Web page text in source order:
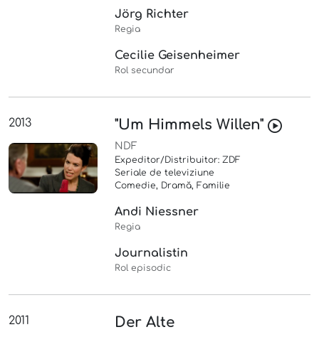
Jörg Richter
Regia
Cecilie Geisenheimer
Rol secundar
2013 "Um Himmels Willen"
NDF
Expeditor/Distribuitor: ZDF
Seriale de televiziune
Comedie, Dramă, Familie
Andi Niessner
Regia
Journalistin
Rol episodic
2011 Der Alte